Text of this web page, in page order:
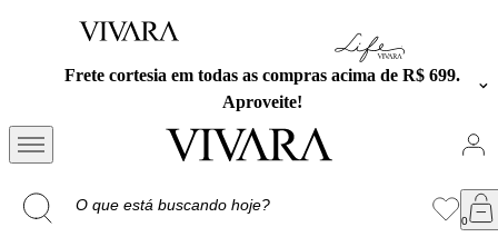
Frete cortesia em todas as compras acima de R$ 699.
Aproveite!